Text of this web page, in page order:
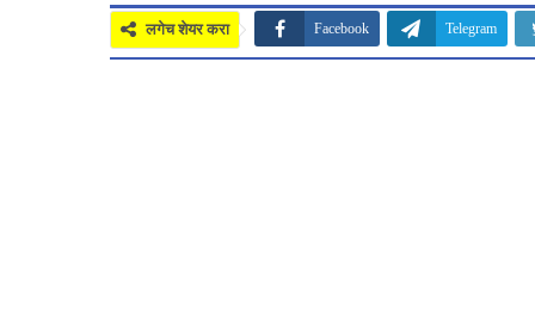
लगेच शेयर करा Facebook Telegram